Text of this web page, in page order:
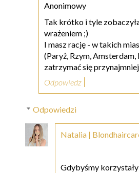
Anonimowy
Tak krótko i tyle
wrażeniem ;)
I masz rację - w takich
(Paryż, Rzym,
zatrzymać się
Odpowiedz
Odpowiedzi
Natalia |
Gdybyśmy